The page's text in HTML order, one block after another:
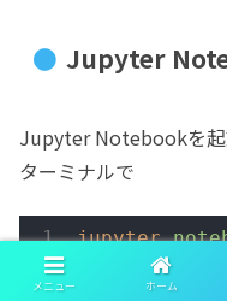
Jupyter
Jupyter Notebookを起
ターミナルで
jupyter
メニュー ホーム